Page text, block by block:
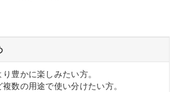
豊かに楽しみたい方。
複数の用途で使い分けたい方。